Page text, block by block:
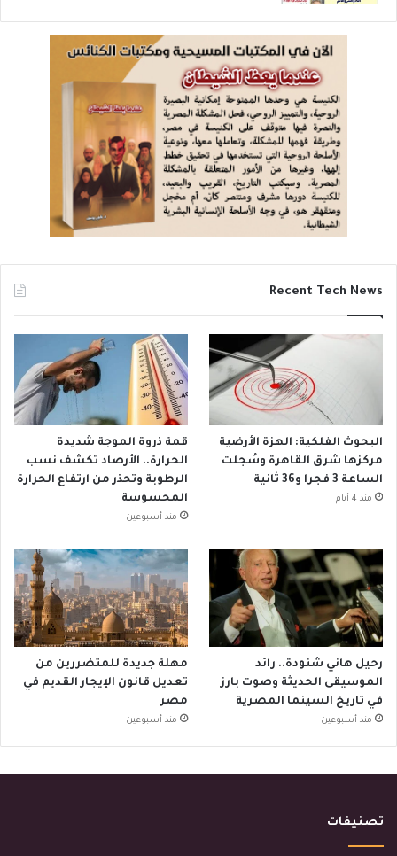
Recent Tech News
البحوث الفلكية: الهزة الأرضية
مركزها شرق القاهرة وسُجلت
الساعة 3 فجرا و36 ثانية
منذ 4 أيام
قمة ذروة الموجة شديدة
الحرارة.. الأرصاد تكشف نسب
الرطوبة وتحذر من ارتفاع الحرارة
المحسوسة
منذ أسبوعين
رحيل هاني شنودة.. رائد
الموسيقى الحديثة وصوت بارز
في تاريخ السينما المصرية
منذ أسبوعين
مهلة جديدة للمتضررين من
تعديل قانون الإيجار القديم في
مصر
منذ أسبوعين
تصنيفات